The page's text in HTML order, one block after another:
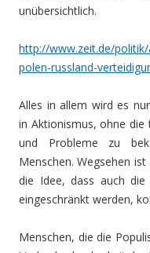
unübersichtlich.
http://www.zeit.de/
polen-russland-
Alles in allem wird es
in Aktionismus, ohne die
und Probleme zu
Menschen. Wegsehen
die Idee, dass auch die
eingeschränkt werden,
Menschen, die die